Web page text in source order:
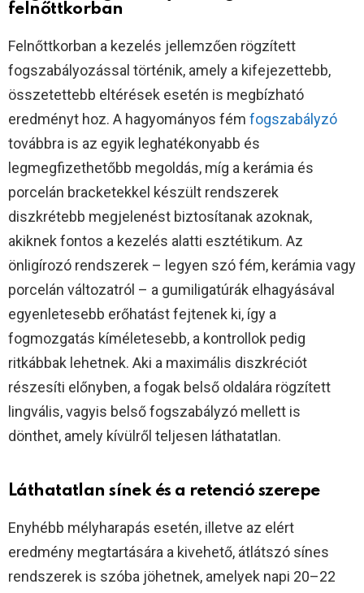
felnőttkorban
Felnőttkorban a kezelés jellemzően rögzített
fogszabályozással történik, amely a kifejezettebb,
összetettebb eltérések esetén is megbízható
eredményt hoz. A hagyományos fém fogszabályzó
továbbra is az egyik leghatékonyabb és
legmegfizethetőbb megoldás, míg a kerámia és
porcelán bracketekkel készült rendszerek
diszkrétebb megjelenést biztosítanak azoknak,
akiknek fontos a kezelés alatti esztétikum. Az
önligírozó rendszerek – legyen szó fém, kerámia vagy
porcelán változatról – a gumiligatúrák elhagyásával
egyenletesebb erőhatást fejtenek ki, így a
fogmozgatás kíméletesebb, a kontrollok pedig
ritkábbak lehetnek. Aki a maximális diszkréciót
részesíti előnyben, a fogak belső oldalára rögzített
lingvális, vagyis belső fogszabályzó mellett is
dönthet, amely kívülről teljesen láthatatlan.
Láthatatlan sínek és a retenció szerepe
Enyhébb mélyharapás esetén, illetve az elért
eredmény megtartására a kivehető, átlátszó sínes
rendszerek is szóba jöhetnek, amelyek napi 20–22